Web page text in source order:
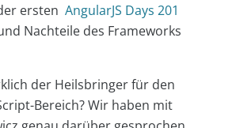
ersten AngularJS Days 201
Nachteile des Frameworks
der Heilsbringer für den
Bereich? Wir haben mit